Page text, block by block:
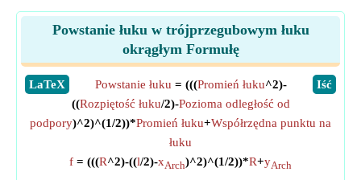
Powstanie łuku w trójprzegubowym łuku
okrągłym Formułę
​LaTeX ​Iść
Powstanie łuku = (((Promień łuku^2)-
((Rozpiętość łuku/2)-Pozioma odległość od
podpory)^2)^(1/2))*Promień łuku+Współrzędna punktu na
łuku
f = (((R^2)-((l/2)-xArch)^2)^(1/2))*R+yArch